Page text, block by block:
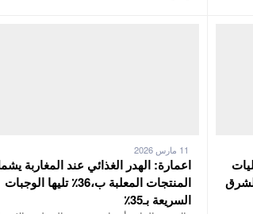
اعمارة: الهدر الغذائي عند المغاربة
المنتجات المعلبة ب،36٪ تليها الوجبات
السريعة بـ35٪